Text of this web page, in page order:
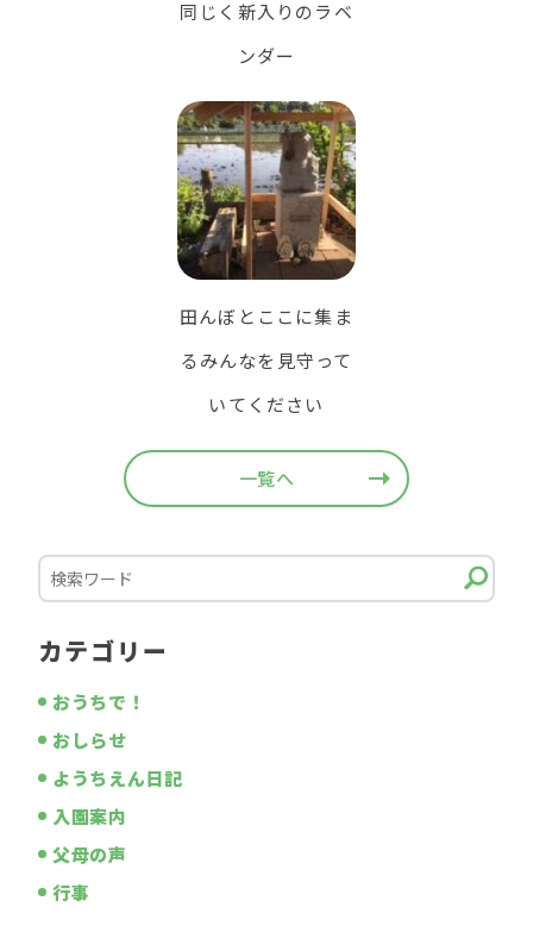
同じく新入りのラベ
ンダー
田んぼとここに集ま
るみんなを見守って
いてください
一覧へ
カテゴリー
おうちで！
おしらせ
ようちえん日記
入園案内
父母の声
行事